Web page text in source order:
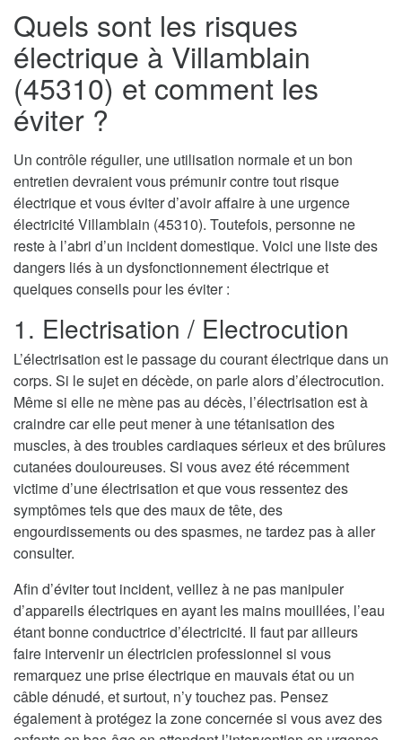
Quels sont les risques
électrique à Villamblain
(45310) et comment les
éviter ?
Un contrôle régulier, une utilisation normale et un bon
entretien devraient vous prémunir contre tout risque
électrique et vous éviter d’avoir affaire à une urgence
électricité Villamblain (45310). Toutefois, personne ne
reste à l’abri d’un incident domestique. Voici une liste des
dangers liés à un dysfonctionnement électrique et
quelques conseils pour les éviter :
1. Electrisation / Electrocution
L’électrisation est le passage du courant électrique dans un
corps. Si le sujet en décède, on parle alors d’électrocution.
Même si elle ne mène pas au décès, l’électrisation est à
craindre car elle peut mener à une tétanisation des
muscles, à des troubles cardiaques sérieux et des brûlures
cutanées douloureuses. Si vous avez été récemment
victime d’une électrisation et que vous ressentez des
symptômes tels que des maux de tête, des
engourdissements ou des spasmes, ne tardez pas à aller
consulter.
Afin d’éviter tout incident, veillez à ne pas manipuler
d’appareils électriques en ayant les mains mouillées, l’eau
étant bonne conductrice d’électricité. Il faut par ailleurs
faire intervenir un électricien professionnel si vous
remarquez une prise électrique en mauvais état ou un
câble dénudé, et surtout, n’y touchez pas. Pensez
également à protégez la zone concernée si vous avez des